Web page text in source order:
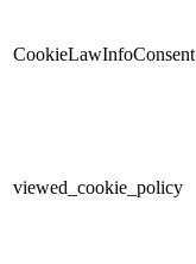
CookieLawInfoConsent
viewed_cookie_policy